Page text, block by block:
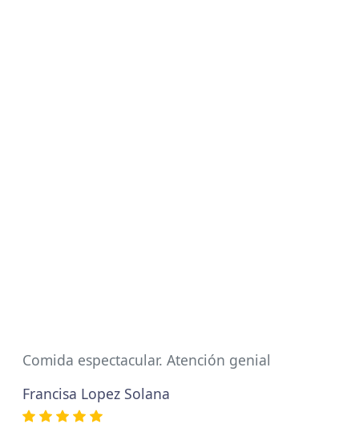
Comida espectacular. Atención genial
Francisa Lopez Solana